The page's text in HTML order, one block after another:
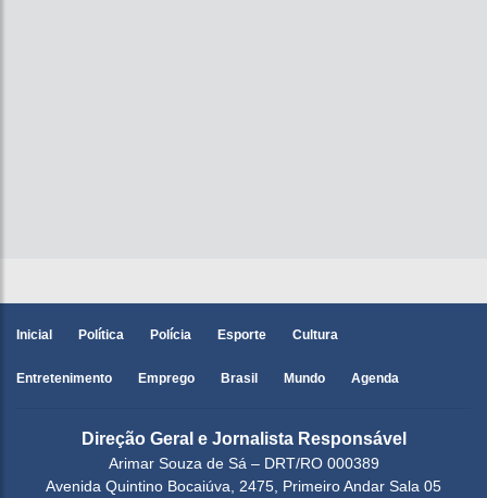
Inicial Política Polícia Esporte Cultura
Entretenimento Emprego Brasil Mundo Agenda
Direção Geral e Jornalista Responsável
Arimar Souza de Sá – DRT/RO 000389
Avenida Quintino Bocaiúva, 2475, Primeiro Andar Sala 05